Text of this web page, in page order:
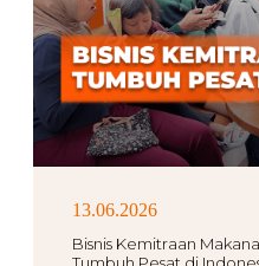
13.06.2026
Bisnis Kemitraan
Tumbuh Pesat di